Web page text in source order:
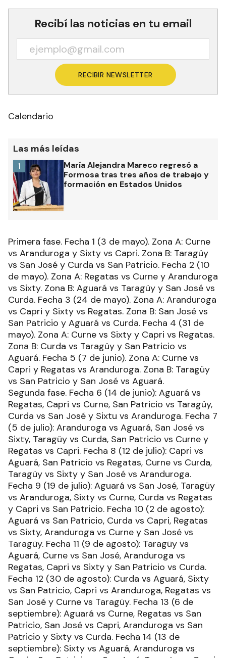
Recibí las noticias en tu email
RECIBIR NEWSLETTER
Calendario
Las más leídas
María Alejandra Mareco regresó a
Formosa tras tres años de trabajo y
formación en Estados Unidos
1
Primera fase. Fecha 1 (3 de mayo). Zona A: Curne
vs Aranduroga y Sixty vs Capri. Zona B: Taragüy
vs San José y Curda vs San Patricio. Fecha 2 (10
de mayo). Zona A: Regatas vs Curne y Aranduroga
vs Sixty. Zona B: Aguará vs Taragüy y San José vs
Curda. Fecha 3 (24 de mayo). Zona A: Aranduroga
vs Capri y Sixty vs Regatas. Zona B: San José vs
San Patricio y Aguará vs Curda. Fecha 4 (31 de
mayo). Zona A: Curne vs Sixty y Capri vs Regatas.
Zona B: Curda vs Taragüy y San Patricio vs
Aguará. Fecha 5 (7 de junio). Zona A: Curne vs
Capri y Regatas vs Aranduroga. Zona B: Taragüy
vs San Patricio y San José vs Aguará.
Segunda fase. Fecha 6 (14 de junio): Aguará vs
Regatas, Capri vs Curne, San Patricio vs Taragüy,
Curda vs San José y Sixtu vs Aranduroga. Fecha 7
(5 de julio): Aranduroga vs Aguará, San José vs
Sixty, Taragüy vs Curda, San Patricio vs Curne y
Regatas vs Capri. Fecha 8 (12 de julio): Capri vs
Aguará, San Patricio vs Regatas, Curne vs Curda,
Taragüy vs Sixty y San José vs Aranduroga.
Fecha 9 (19 de julio): Aguará vs San José, Taragüy
vs Aranduroga, Sixty vs Curne, Curda vs Regatas
y Capri vs San Patricio. Fecha 10 (2 de agosto):
Aguará vs San Patricio, Curda vs Capri, Regatas
vs Sixty, Aranduroga vs Curne y San José vs
Taragüy. Fecha 11 (9 de agosto): Taragüy vs
Aguará, Curne vs San José, Aranduroga vs
Regatas, Capri vs Sixty y San Patricio vs Curda.
Fecha 12 (30 de agosto): Curda vs Aguará, Sixty
vs San Patricio, Capri vs Aranduroga, Regatas vs
San José y Curne vs Taragüy. Fecha 13 (6 de
septiembre): Aguará vs Curne, Regatas vs San
Patricio, San José vs Capri, Aranduroga vs San
Patricio y Sixty vs Curda. Fecha 14 (13 de
septiembre): Sixty vs Aguará, Aranduroga vs